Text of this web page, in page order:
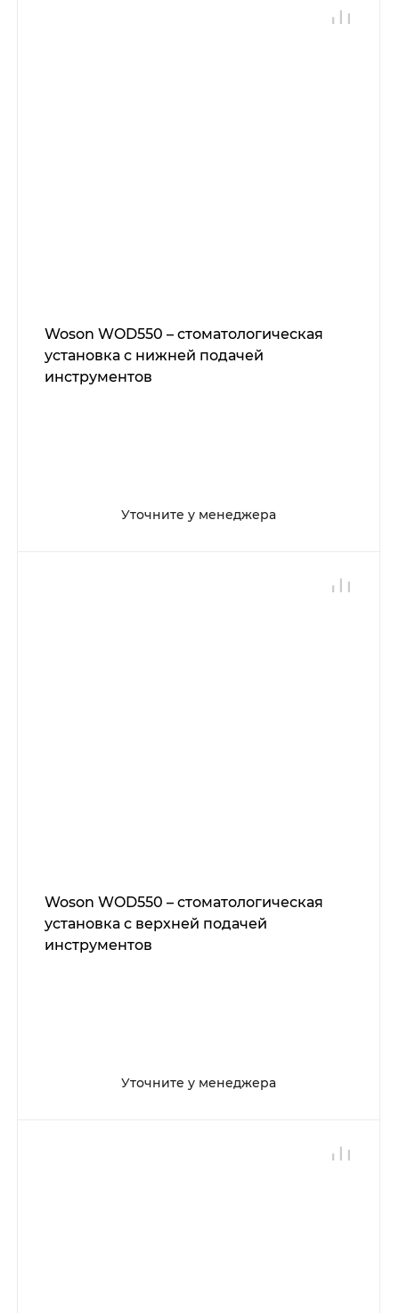
Woson WOD550 – стоматологическая
установка с нижней подачей
инструментов
Уточните у менеджера
Woson WOD550 – стоматологическая
установка с верхней подачей
инструментов
Уточните у менеджера